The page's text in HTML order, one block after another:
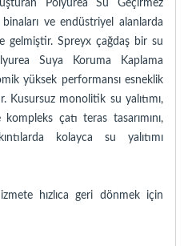
Polyurea Su Geçirmez
ve endüstriyel alanlarda
gelmiştir. Spreyx çağdaş bir su
Suya Koruma Kaplama
yüksek performansı esneklik
Kusursuz monolitik su yalıtımı,
çatı teras tasarımını,
kolayca su yalıtımı
hızlıca geri dönmek için